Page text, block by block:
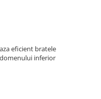
eficient bratele
inferior